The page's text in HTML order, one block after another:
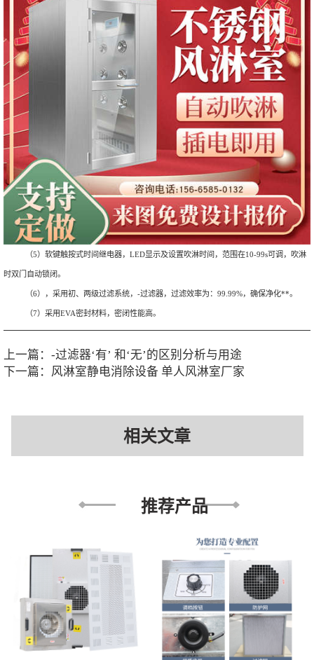
（5）软键触按式时间继电器，LED显示及设置吹淋时间，范围在10-99s可调，吹淋
时双门自动锁闭。
（6），采用初、两级过滤系统，-过滤器，过滤效率为：99.99%，确保净化**。
（7）采用EVA密封材料，密闭性能高。
上一篇： -过滤器‘有’ 和‘无’的区别分析与用途
下一篇： 风淋室静电消除设备 单人风淋室厂家
相关文章
推荐产品